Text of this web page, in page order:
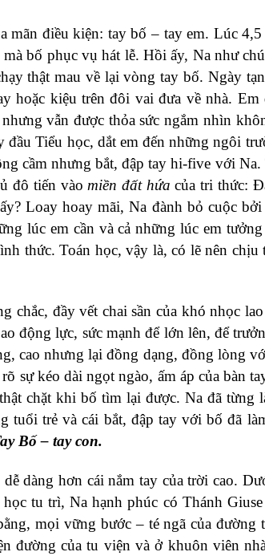
điều kiện: tay bố – tay em. Lúc
bố phục vụ hát lễ. Hồi ấy, Na như
thật mau về lại vòng tay bố. Ngày
hoặc kiệu trên đôi vai đưa về nhà. Em
vẫn được thỏa sức ngắm nhìn
Tiểu học, dắt em đến những ngôi
cầm nhưng bắt, đập tay hi-five với Na.
đô tiến vào miền đất hứacủa tri thức:
Loay hoay mãi, Na đành bỏ cuộc
lúc em cần và cả những lúc em
thức. Toán học, vậy là, có lẽ nên chịu
chắc, đầy vết chai sần của khó nhọc
động lực, sức mạnh để lớn lên, để
cao nhưng lại đồng dạng, đồng lòng
sự kéo dài ngọt ngào, ấm áp của bàn
chặt khi bố tìm lại được. Na đã từng
tuổi trẻ và cái bắt, đập tay với bố đã
Bố – tay con.
dàng hơn cái nắm tay của trời cao.
tu trì, Na hạnh phúc có Thánh
mọi vững bước – té ngã của đường
đường của tu viện và ở khuôn viên